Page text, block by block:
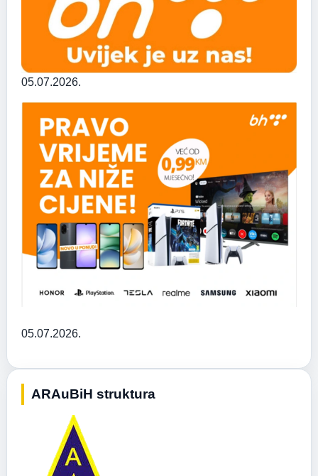
05.07.2026.
05.07.2026.
ARAuBiH struktura